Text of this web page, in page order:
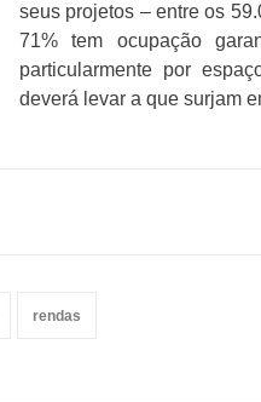
seus projetos – entre os
71% tem ocupação
particularmente por
deverá levar a que surjam
rendas